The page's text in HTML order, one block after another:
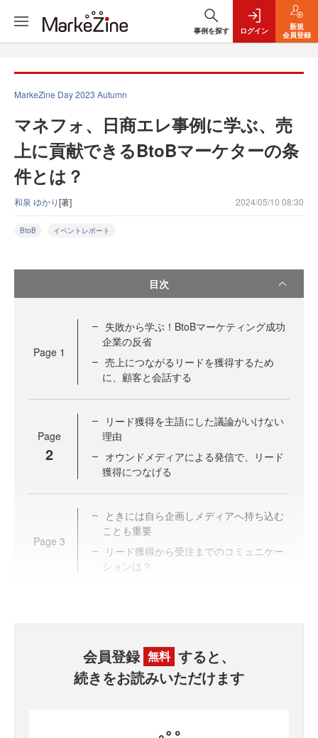
事例を探す ログイン
新規
会員登録
MarkeZine Day 2023 Autumn
マネフォ、日商エレ事例に学ぶ、売
上に貢献できるBtoBマーケターの条
件とは？
和泉 ゆかり[著] 2024/05/10 08:30
BtoB イベントレポート
目次
Page 1
失敗から学ぶ！BtoBマーケティング成功
企業の反省
売上につながるリードを獲得するため
に、顧客と会話する
Page
2
リード獲得を主語にした議論がいけない
理由
オウンドメディアによる発信で、リード
獲得につなげる
Page 3
ときには自ら企画しメディアへ持ち込む
ことも重要
リード獲得から受注までのコミュニケー
ションは？
会員登録 無料 すると、
続きをお読みいただけます